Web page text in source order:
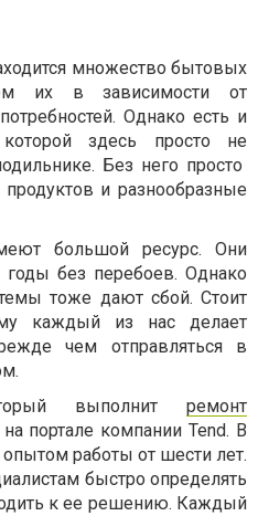
множество бытовых
их в зависимости от
Однако есть и
здесь просто не
Без него просто
и разнообразные
большой ресурс. Они
без перебоев. Однако
тоже дают сбой. Стоит
каждый из нас делает
чем отправляться в
выполнит ремонт
портале компании Tend. В
опытом работы от шести лет.
быстро определять
к ее решению. Каждый